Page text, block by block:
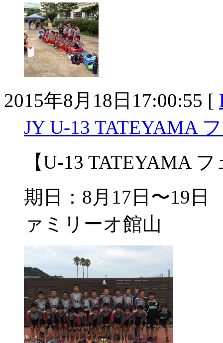
2015年8月18日17:00:55 [
JY U-13 TATEYAMA
【U-13 TATEYAMA
期日：8月17日〜19
ァミリーオ館山